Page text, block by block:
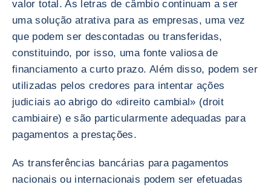
valor total. As letras de câmbio continuam a ser
uma solução atrativa para as empresas, uma vez
que podem ser descontadas ou transferidas,
constituindo, por isso, uma fonte valiosa de
financiamento a curto prazo. Além disso, podem ser
utilizadas pelos credores para intentar ações
judiciais ao abrigo do «direito cambial» (droit
cambiaire) e são particularmente adequadas para
pagamentos a prestações.
As transferências bancárias para pagamentos
nacionais ou internacionais podem ser efetuadas